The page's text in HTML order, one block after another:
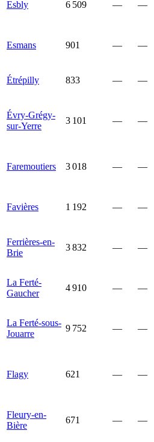
Esbly 6 509 — —
Esmans 901 — —
Étrépilly 833 — —
Évry-Grégy-
sur-Yerre
3 101 — —
Faremoutiers 3 018 — —
Favières 1 192 — —
Ferrières-en-
Brie
3 832 — —
La Ferté-
Gaucher
4 910 — —
La Ferté-sous-
Jouarre
9 752 — —
Flagy 621 — —
Fleury-en-
Bière
671 — —